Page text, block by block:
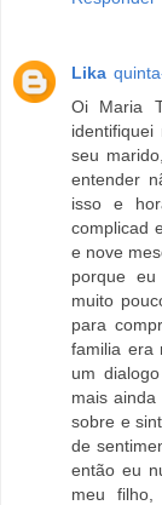
Lika
Oi Maria
seu
entender
isso e
complicad
e nove
porque
muito
para
familia era
um
mais
sobre e
de
então eu
meu